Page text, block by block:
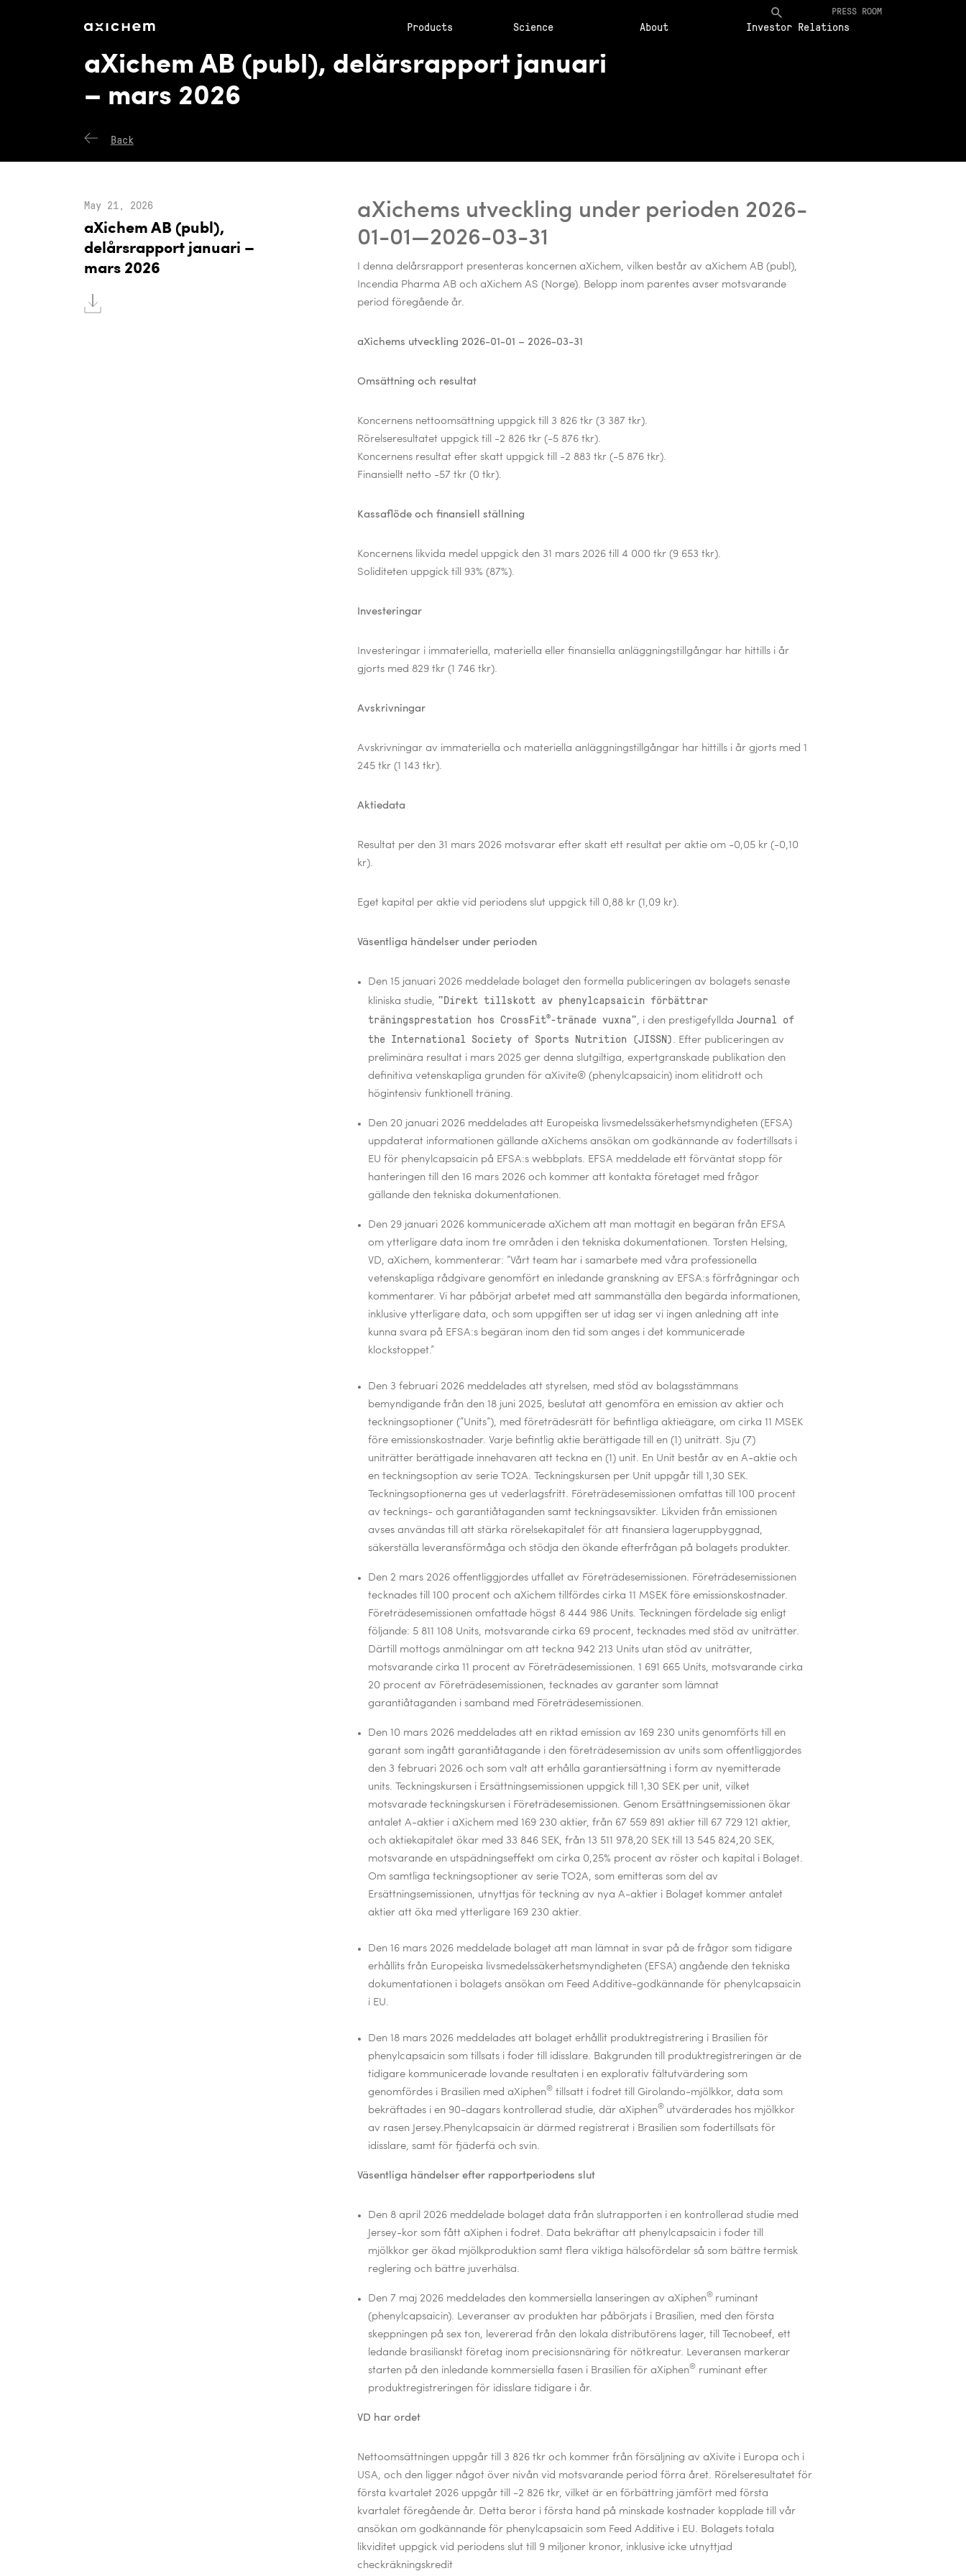
PRESS ROOM
Products Science About Investor Relations
axichem.se
aXichem AB (publ), delårsrapport januari
– mars 2026
Back
May 21, 2026
aXichem AB (publ),
delårsrapport januari –
mars 2026
aXichems utveckling under perioden 2026-
01-01—2026-03-31
I denna delårsrapport presenteras koncernen aXichem, vilken består av aXichem AB (publ),
Incendia Pharma AB och aXichem AS (Norge). Belopp inom parentes avser motsvarande
period föregående år.
aXichems utveckling 2026-01-01 – 2026-03-31
Omsättning och resultat
Koncernens nettoomsättning uppgick till 3 826 tkr (3 387 tkr).
Rörelseresultatet uppgick till -2 826 tkr (-5 876 tkr).
Koncernens resultat efter skatt uppgick till -2 883 tkr (-5 876 tkr).
Finansiellt netto -57 tkr (0 tkr).
Kassaflöde och finansiell ställning
Koncernens likvida medel uppgick den 31 mars 2026 till 4 000 tkr (9 653 tkr).
Soliditeten uppgick till 93% (87%).
Investeringar
Investeringar i immateriella, materiella eller finansiella anläggningstillgångar har hittills i år
gjorts med 829 tkr (1 746 tkr).
Avskrivningar
Avskrivningar av immateriella och materiella anläggningstillgångar har hittills i år gjorts med 1
245 tkr (1 143 tkr).
Aktiedata
Resultat per den 31 mars 2026 motsvarar efter skatt ett resultat per aktie om -0,05 kr (-0,10
kr).
Eget kapital per aktie vid periodens slut uppgick till 0,88 kr (1,09 kr).
Väsentliga händelser under perioden
Den 15 januari 2026 meddelade bolaget den formella publiceringen av bolagets senaste
kliniska studie, ”Direkt tillskott av phenylcapsaicin förbättrar
träningsprestation hos CrossFit®-tränade vuxna”, i den prestigefyllda Journal of
the International Society of Sports Nutrition (JISSN) . Efter publiceringen av
preliminära resultat i mars 2025 ger denna slutgiltiga, expertgranskade publikation den
definitiva vetenskapliga grunden för aXivite® (phenylcapsaicin) inom elitidrott och
högintensiv funktionell träning.
Den 20 januari 2026 meddelades att Europeiska livsmedelssäkerhetsmyndigheten (EFSA)
uppdaterat informationen gällande aXichems ansökan om godkännande av fodertillsats i
EU för phenylcapsaicin på EFSA:s webbplats. EFSA meddelade ett förväntat stopp för
hanteringen till den 16 mars 2026 och kommer att kontakta företaget med frågor
gällande den tekniska dokumentationen.
Den 29 januari 2026 kommunicerade aXichem att man mottagit en begäran från EFSA
om ytterligare data inom tre områden i den tekniska dokumentationen. Torsten Helsing,
VD, aXichem, kommenterar: ”Vårt team har i samarbete med våra professionella
vetenskapliga rådgivare genomfört en inledande granskning av EFSA:s förfrågningar och
kommentarer. Vi har påbörjat arbetet med att sammanställa den begärda informationen,
inklusive ytterligare data, och som uppgiften ser ut idag ser vi ingen anledning att inte
kunna svara på EFSA:s begäran inom den tid som anges i det kommunicerade
klockstoppet.”
Den 3 februari 2026 meddelades att styrelsen, med stöd av bolagsstämmans
bemyndigande från den 18 juni 2025, beslutat att genomföra en emission av aktier och
teckningsoptioner (”Units”), med företrädesrätt för befintliga aktieägare, om cirka 11 MSEK
före emissionskostnader. Varje befintlig aktie berättigade till en (1) uniträtt. Sju (7)
uniträtter berättigade innehavaren att teckna en (1) unit. En Unit består av en A-aktie och
en teckningsoption av serie TO2A. Teckningskursen per Unit uppgår till 1,30 SEK.
Teckningsoptionerna ges ut vederlagsfritt. Företrädesemissionen omfattas till 100 procent
av tecknings- och garantiåtaganden samt teckningsavsikter. Likviden från emissionen
avses användas till att stärka rörelsekapitalet för att finansiera lageruppbyggnad,
säkerställa leveransförmåga och stödja den ökande efterfrågan på bolagets produkter.
Den 2 mars 2026 offentliggjordes utfallet av Företrädesemissionen. Företrädesemissionen
tecknades till 100 procent och aXichem tillfördes cirka 11 MSEK före emissionskostnader.
Företrädesemissionen omfattade högst 8 444 986 Units. Teckningen fördelade sig enligt
följande: 5 811 108 Units, motsvarande cirka 69 procent, tecknades med stöd av uniträtter.
Därtill mottogs anmälningar om att teckna 942 213 Units utan stöd av uniträtter,
motsvarande cirka 11 procent av Företrädesemissionen. 1 691 665 Units, motsvarande cirka
20 procent av Företrädesemissionen, tecknades av garanter som lämnat
garantiåtaganden i samband med Företrädesemissionen.
Den 10 mars 2026 meddelades att en riktad emission av 169 230 units genomförts till en
garant som ingått garantiåtagande i den företrädesemission av units som offentliggjordes
den 3 februari 2026 och som valt att erhålla garantiersättning i form av nyemitterade
units. Teckningskursen i Ersättningsemissionen uppgick till 1,30 SEK per unit, vilket
motsvarade teckningskursen i Företrädesemissionen. Genom Ersättningsemissionen ökar
antalet A-aktier i aXichem med 169 230 aktier, från 67 559 891 aktier till 67 729 121 aktier,
och aktiekapitalet ökar med 33 846 SEK, från 13 511 978,20 SEK till 13 545 824,20 SEK,
motsvarande en utspädningseffekt om cirka 0,25% procent av röster och kapital i Bolaget.
Om samtliga teckningsoptioner av serie TO2A, som emitteras som del av
Ersättningsemissionen, utnyttjas för teckning av nya A-aktier i Bolaget kommer antalet
aktier att öka med ytterligare 169 230 aktier.
Den 16 mars 2026 meddelade bolaget att man lämnat in svar på de frågor som tidigare
erhållits från Europeiska livsmedelssäkerhetsmyndigheten (EFSA) angående den tekniska
dokumentationen i bolagets ansökan om Feed Additive-godkännande för phenylcapsaicin
i EU.
Den 18 mars 2026 meddelades att bolaget erhållit produktregistrering i Brasilien för
phenylcapsaicin som tillsats i foder till idisslare. Bakgrunden till produktregistreringen är de
tidigare kommunicerade lovande resultaten i en explorativ fältutvärdering som
genomfördes i Brasilien med aXiphen® tillsatt i fodret till Girolando-mjölkkor, data som
bekräftades i en 90-dagars kontrollerad studie, där aXiphen® utvärderades hos mjölkkor
av rasen Jersey.Phenylcapsaicin är därmed registrerat i Brasilien som fodertillsats för
idisslare, samt för fjäderfä och svin.
Väsentliga händelser efter rapportperiodens slut
Den 8 april 2026 meddelade bolaget data från slutrapporten i en kontrollerad studie med
Jersey-kor som fått aXiphen i fodret. Data bekräftar att phenylcapsaicin i foder till
mjölkkor ger ökad mjölkproduktion samt flera viktiga hälsofördelar så som bättre termisk
reglering och bättre juverhälsa.
Den 7 maj 2026 meddelades den kommersiella lanseringen av aXiphen® ruminant
(phenylcapsaicin). Leveranser av produkten har påbörjats i Brasilien, med den första
skeppningen på sex ton, levererad från den lokala distributörens lager, till Tecnobeef, ett
ledande brasilianskt företag inom precisionsnäring för nötkreatur. Leveransen markerar
starten på den inledande kommersiella fasen i Brasilien för aXiphen® ruminant efter
produktregistreringen för idisslare tidigare i år.
VD har ordet
Nettoomsättningen uppgår till 3 826 tkr och kommer från försäljning av aXivite i Europa och i
USA, och den ligger något över nivån vid motsvarande period förra året. Rörelseresultatet för
första kvartalet 2026 uppgår till -2 826 tkr, vilket är en förbättring jämfört med första
kvartalet föregående år. Detta beror i första hand på minskade kostnader kopplade till vår
ansökan om godkännande för phenylcapsaicin som Feed Additive i EU. Bolagets totala
likviditet uppgick vid periodens slut till 9 miljoner kronor, inklusive icke utnyttjad
checkräkningskredit